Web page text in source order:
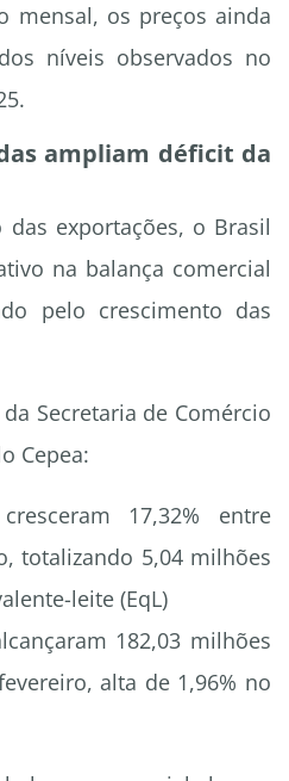
mensal, os preços ainda
níveis observados no
ampliam déficit da
exportações, o Brasil
na balança comercial
pelo crescimento das
Secretaria de Comércio
Cepea:
17,32% entre
totalizando 5,04 milhões
leite (EqL)
182,03 milhões
alta de 1,96% no